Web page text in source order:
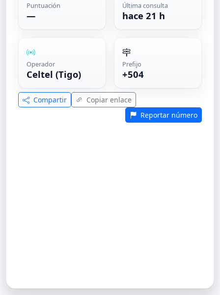
Puntuación
—
Última consulta
hace 21 h
Operador
Celtel (Tigo)
Prefijo
+504
Compartir
Copiar enlace
Reportar número